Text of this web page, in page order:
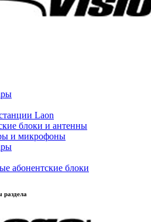
Laon
блоки и антенны
и микрофоны
абонентские блоки